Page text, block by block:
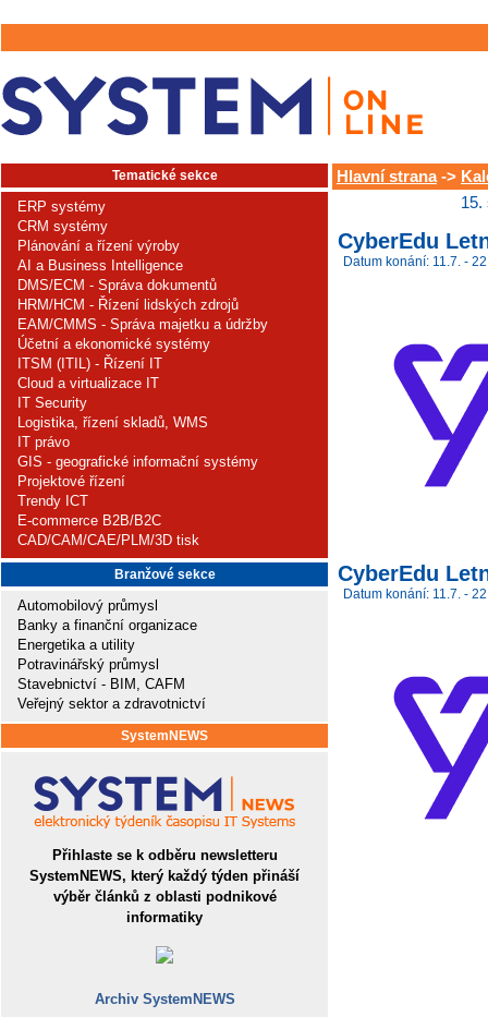
Tematické sekce
ERP systémy
CRM systémy
Plánování a řízení výroby
AI a Business Intelligence
DMS/ECM - Správa dokumentů
HRM/HCM - Řízení lidských zdrojů
EAM/CMMS - Správa majetku a údržby
Účetní a ekonomické systémy
ITSM (ITIL) - Řízení IT
Cloud a virtualizace IT
IT Security
Logistika, řízení skladů, WMS
IT právo
GIS - geografické informační systémy
Projektové řízení
Trendy ICT
E-commerce B2B/B2C
CAD/CAM/CAE/PLM/3D tisk
Branžové sekce
Automobilový průmysl
Banky a finanční organizace
Energetika a utility
Potravinářský průmysl
Stavebnictví - BIM, CAFM
Veřejný sektor a zdravotnictví
SystemNEWS
Přihlaste se k odběru newsletteru
SystemNEWS, který každý týden přináší
výběr článků z oblasti podnikové
informatiky
Archiv SystemNEWS
Hlavní strana->
15.
CyberEdu
Datum konání: 11.7. -
CyberEdu
Datum konání: 11.7. -